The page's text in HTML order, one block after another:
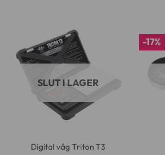
SLUT I LAGER
Digital våg Triton T3
-17%